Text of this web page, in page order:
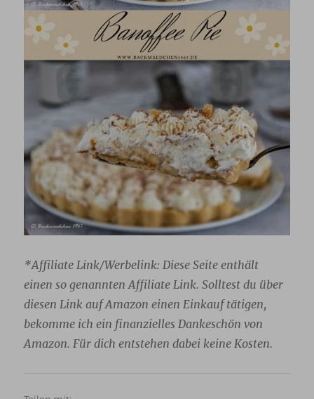
*Affiliate Link/Werbelink: Diese Seite enthält
einen so genannten Affiliate Link. Solltest du über
diesen Link auf Amazon einen Einkauf tätigen,
bekomme ich ein finanzielles Dankeschön von
Amazon. Für dich entstehen dabei keine Kosten.